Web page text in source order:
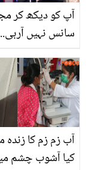
آپ کو دیکھ کر
سانس نہیں آرہی..
مداح جذباتی
خان نے کیا کیا؟
آب زم زم کا زندہ
کیا آشوب چشم